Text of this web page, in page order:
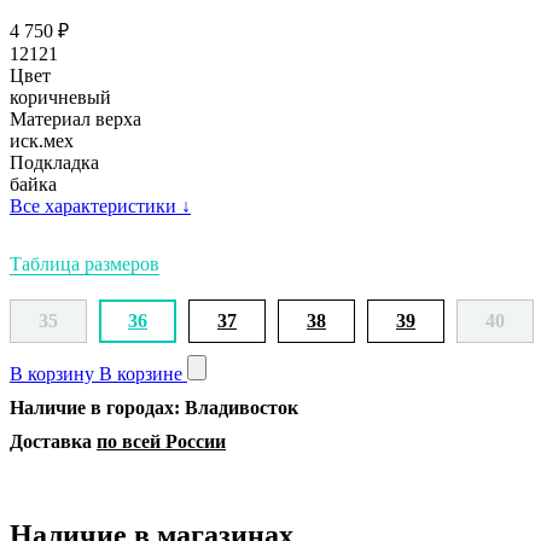
4 750 ₽
12121
Цвет
коричневый
Материал верха
иск.мех
Подкладка
байка
Все характеристики ↓
Таблица размеров
35 36 37 38 39 40
В корзину В корзине
Наличие в городах: Владивосток
Доставка по всей России
Наличие в магазинах